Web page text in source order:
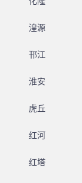
湟源
邗江
淮安
虎丘
红河
红塔